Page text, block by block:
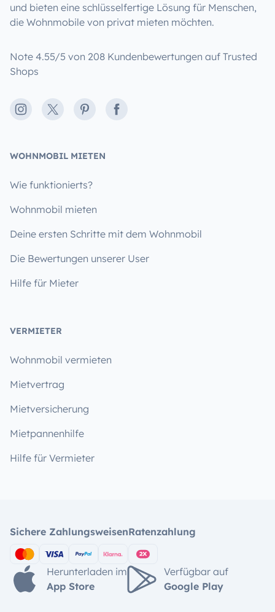
und bieten eine schlüsselfertige Lösung für Menschen,
die Wohnmobile von privat mieten möchten.
Note 4.55/5 von 208 Kundenbewertungen auf Trusted
Shops
Instagram
X PinterestFacebook
WOHNMOBIL MIETEN
Wie funktionierts?
Wohnmobil mieten
Deine ersten Schritte mit dem Wohnmobil
Die Bewertungen unserer User
Hilfe für Mieter
VERMIETER
Wohnmobil vermieten
Mietvertrag
Mietversicherung
Mietpannenhilfe
Hilfe für Vermieter
Sichere ZahlungsweisenRatenzahlung
Herunterladen im
App Store
Verfügbar auf
Google Play